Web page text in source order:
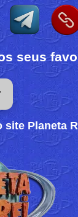
seus
site Planeta